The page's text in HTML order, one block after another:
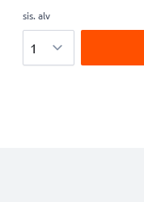
sis. alv